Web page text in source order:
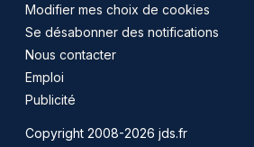
Modifier mes choix de cookies
Se désabonner des notifications
Nous contacter
Emploi
Publicité
Copyright 2008-2026 jds.fr